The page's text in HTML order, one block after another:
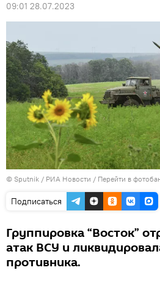
09:01 28.07.2023
© Sputnik / РИА Новости / Перейти в
Подписаться
Группировка “Восток”
атак ВСУ и
противника.